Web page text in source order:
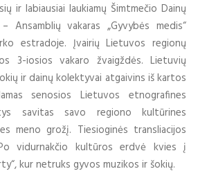
ir labiausiai laukiamų Šimtmečio Dainų
Ansamblių vakaras „Gyvybės medis“
estradoje. Įvairių Lietuvos regionų
3-iosios vakaro žvaigždės. Lietuvių
ir dainų kolektyvai atgaivins iš kartos
senosios Lietuvos etnografines
savitas savo regiono kultūrines
meno grožį. Tiesioginės transliacijos
vidurnakčio kultūros erdvė kvies į
kur netruks gyvos muzikos ir šokių.